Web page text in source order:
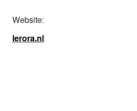
Website:
lerora.nl